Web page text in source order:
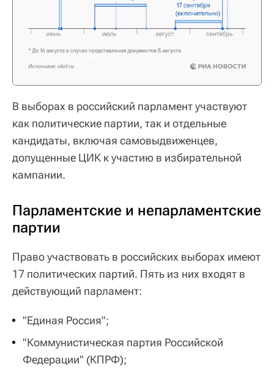
В выборах в российский парламент участвуют
как политические партии, так и отдельные
кандидаты, включая самовыдвиженцев,
допущенные ЦИК к участию в избирательной
кампании.
Парламентские и непарламентские
партии
Право участвовать в российских выборах имеют
17 политических партий. Пять из них входят в
действующий парламент:
"Единая Россия";
"Коммунистическая партия Российской
Федерации" (КПРФ);